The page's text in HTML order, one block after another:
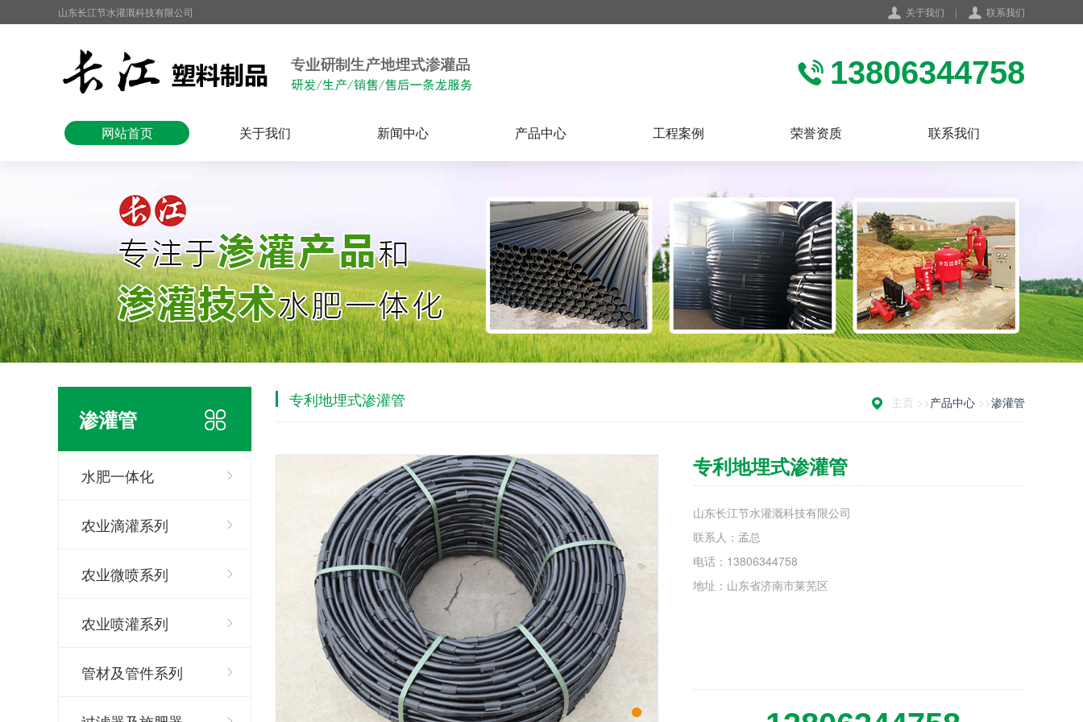
关于我们 | 联系我们
山东长江节水灌溉科技有限公司
13806344758
网站首页 关于我们 新闻中心 产品中心 工程案例 荣誉资质 联系我们
渗灌管
水肥一体化
农业滴灌系列
农业微喷系列
农业喷灌系列
管材及管件系列
主页 >>产品中心 >>渗灌管
专利地埋式渗灌管
专利地埋式渗灌管
山东长江节水灌溉科技有限公司
联系人：孟总
电话：13806344758
地址：山东省济南市莱芜区